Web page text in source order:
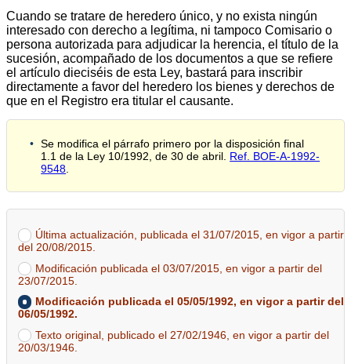
Cuando se tratare de heredero único, y no exista ningún
interesado con derecho a legítima, ni tampoco Comisario o
persona autorizada para adjudicar la herencia, el título de la
sucesión, acompañado de los documentos a que se refiere
el artículo dieciséis de esta Ley, bastará para inscribir
directamente a favor del heredero los bienes y derechos de
que en el Registro era titular el causante.
Se modifica el párrafo primero por la disposición final
1.1 de la Ley 10/1992, de 30 de abril. Ref. BOE-A-1992-
9548
Última actualización, publicada el 31/07/2015, en vigor a partir
del 20/08/2015.
Modificación publicada el 03/07/2015, en vigor a partir del
23/07/2015.
Modificación publicada el 05/05/1992, en vigor a partir del
06/05/1992.
Texto original, publicado el 27/02/1946, en vigor a partir del
20/03/1946.